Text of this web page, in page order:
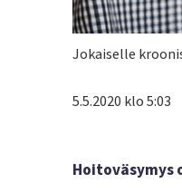
Kuvateksti
Jokaiselle
5.5.2020 klo 5:03